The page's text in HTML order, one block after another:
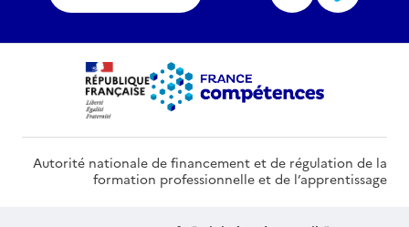
Autorité nationale de financement et de régulation de la
formation professionnelle et de l’apprentissage